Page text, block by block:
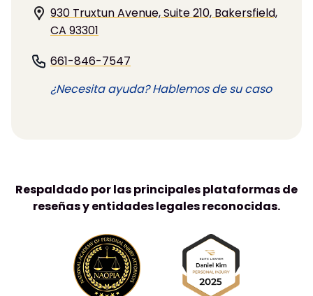
930 Truxtun Avenue, Suite 210, Bakersfield,
CA 93301
661-846-7547
¿Necesita ayuda? Hablemos de su caso
Respaldado por las principales plataformas de
reseñas y entidades legales reconocidas.